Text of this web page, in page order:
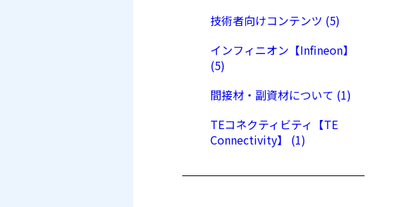
技術者向けコンテンツ (5)
インフィニオン【Infineon】
(5)
間接材・副資材について (1)
TEコネクティビティ【TE
Connectivity】 (1)